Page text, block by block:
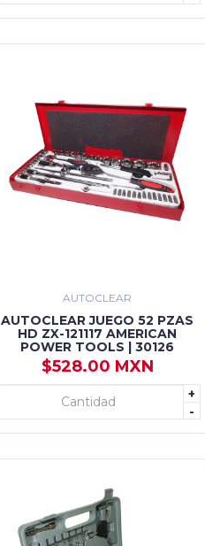
AUTOCLEAR
AUTOCLEAR JUEGO 52 PZAS
HD ZX-121117 AMERICAN
POWER TOOLS | 30126
$528.00 MXN
+
-
+ AGREGAR